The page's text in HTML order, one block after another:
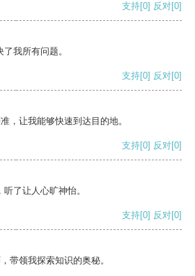
支持[0] 反对[0]
我所有问题。
支持[0] 反对[0]
，让我能够快速到达目的地。
支持[0] 反对[0]
了让人心旷神怡。
支持[0] 反对[0]
带领我探索知识的奥秘。